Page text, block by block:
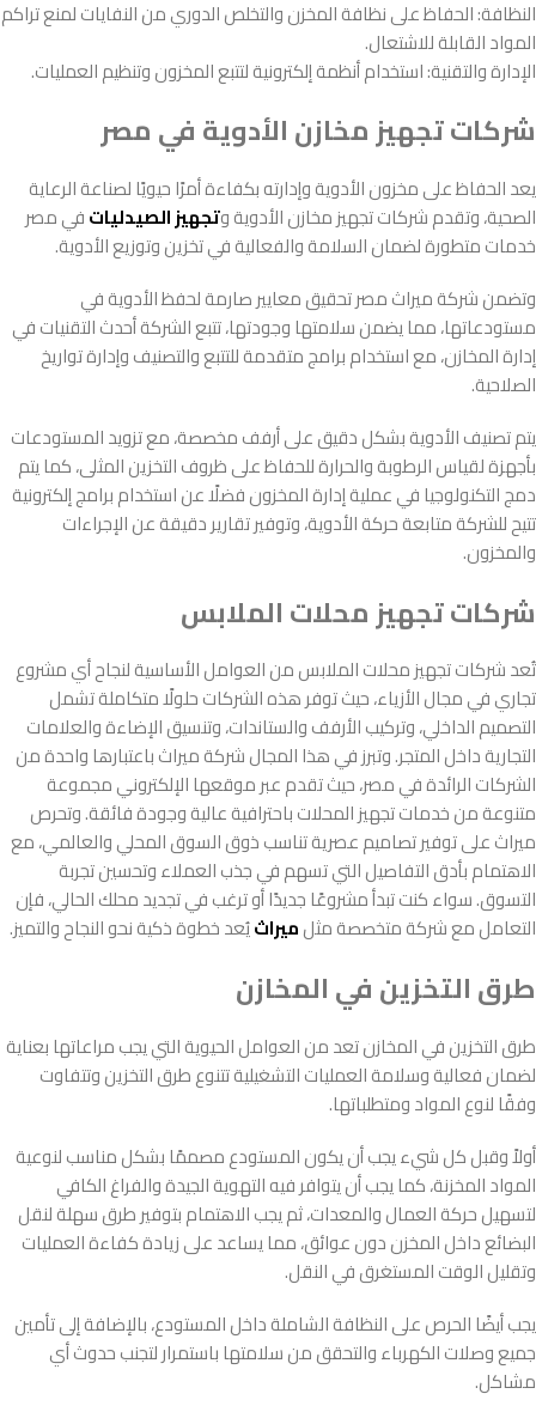
النظافة: الحفاظ على نظافة المخزن والتخلص الدوري من النفايات لمنع تراكم
المواد القابلة للاشتعال.
الإدارة والتقنية: استخدام أنظمة إلكترونية لتتبع المخزون وتنظيم العمليات.
شركات تجهيز مخازن الأدوية في مصر
يعد الحفاظ على مخزون الأدوية وإدارته بكفاءة أمرًا حيويًا لصناعة الرعاية
الصحية، وتقدم شركات تجهيز مخازن الأدوية وتجهيز الصيدلياتفي مصر
خدمات متطورة لضمان السلامة والفعالية في تخزين وتوزيع الأدوية.
وتضمن شركة ميراث مصر تحقيق معايير صارمة لحفظ الأدوية في
مستودعاتها، مما يضمن سلامتها وجودتها، تتبع الشركة أحدث التقنيات في
إدارة المخازن، مع استخدام برامج متقدمة للتتبع والتصنيف وإدارة تواريخ
الصلاحية.
يتم تصنيف الأدوية بشكل دقيق على أرفف مخصصة، مع تزويد المستودعات
بأجهزة لقياس الرطوبة والحرارة للحفاظ على ظروف التخزين المثلى، كما يتم
دمج التكنولوجيا في عملية إدارة المخزون فضلًا عن استخدام برامج إلكترونية
تتيح للشركة متابعة حركة الأدوية، وتوفير تقارير دقيقة عن الإجراءات
والمخزون.
شركات تجهيز محلات الملابس
تُعد شركات تجهيز محلات الملابس من العوامل الأساسية لنجاح أي مشروع
تجاري في مجال الأزياء، حيث توفر هذه الشركات حلولًا متكاملة تشمل
التصميم الداخلي، وتركيب الأرفف والستاندات، وتنسيق الإضاءة والعلامات
التجارية داخل المتجر. وتبرز في هذا المجال شركة ميراث باعتبارها واحدة من
الشركات الرائدة في مصر، حيث تقدم عبر موقعها الإلكتروني مجموعة
متنوعة من خدمات تجهيز المحلات باحترافية عالية وجودة فائقة. وتحرص
ميراث على توفير تصاميم عصرية تناسب ذوق السوق المحلي والعالمي، مع
الاهتمام بأدق التفاصيل التي تسهم في جذب العملاء وتحسين تجربة
التسوق. سواء كنت تبدأ مشروعًا جديدًا أو ترغب في تجديد محلك الحالي، فإن
التعامل مع شركة متخصصة مثلميراثيُعد خطوة ذكية نحو النجاح والتميز.
طرق التخزين في المخازن
طرق التخزين في المخازن تعد من العوامل الحيوية التي يجب مراعاتها بعناية
لضمان فعالية وسلامة العمليات التشغيلية تتنوع طرق التخزين وتتفاوت
وفقًا لنوع المواد ومتطلباتها.
أولاً وقبل كل شيء يجب أن يكون المستودع مصممًا بشكل مناسب لنوعية
المواد المخزنة، كما يجب أن يتوافر فيه التهوية الجيدة والفراغ الكافي
لتسهيل حركة العمال والمعدات، ثم يجب الاهتمام بتوفير طرق سهلة لنقل
البضائع داخل المخزن دون عوائق، مما يساعد على زيادة كفاءة العمليات
وتقليل الوقت المستغرق في النقل.
يجب أيضًا الحرص على النظافة الشاملة داخل المستودع، بالإضافة إلى تأمين
جميع وصلات الكهرباء والتحقق من سلامتها باستمرار لتجنب حدوث أي
مشاكل.